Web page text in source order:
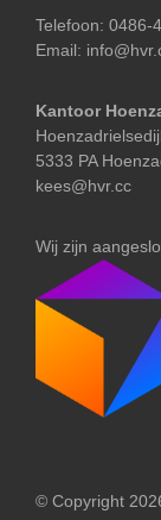
Telefoon: 0486-
Email:
Kantoor
5333 PA
kees@hvr.cc
Wij zijn
© Copyright